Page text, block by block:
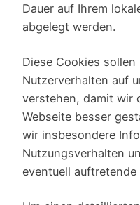
Dauer auf Ihrem
abgelegt werden.
Diese Cookies
Nutzerverhalten auf
verstehen, damit wir
Webseite besser
wir insbesondere
Nutzungsverhalten
eventuell auftretende